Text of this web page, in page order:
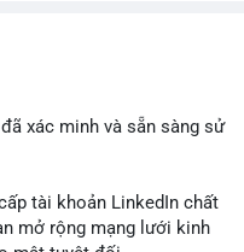
xác minh và sẵn sàng sử
tài khoản LinkedIn chất
mở rộng mạng lưới kinh